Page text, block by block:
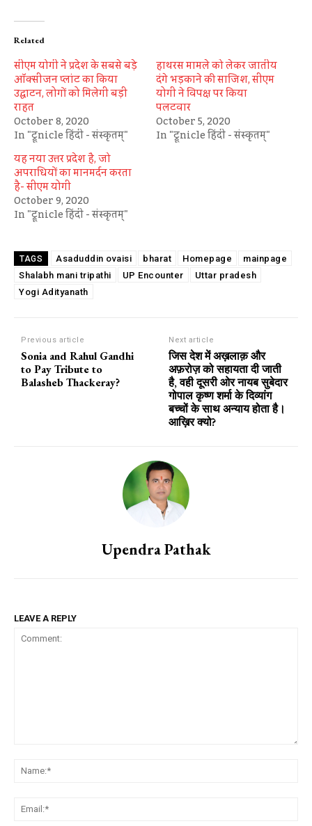
Related
सीएम योगी ने प्रदेश के सबसे बड़े
ऑक्सीजन प्लांट का किया
उद्घाटन, लोगों को मिलेगी बड़ी
राहत
October 8, 2020
In "ट्रूnicle हिंदी - संस्कृतम्"
हाथरस मामले को लेकर जातीय
दंगे भड़काने की साजिश, सीएम
योगी ने विपक्ष पर किया
पलटवार
October 5, 2020
In "ट्रूnicle हिंदी - संस्कृतम्"
यह नया उत्तर प्रदेश है, जो
अपराधियों का मानमर्दन करता
है- सीएम योगी
October 9, 2020
In "ट्रूnicle हिंदी - संस्कृतम्"
TAGS Asaduddin ovaisi bharat Homepage
mainpage
Shalabh mani tripathi
UP Encounter
Uttar pradesh
Yogi Adityanath
Previous article
Sonia and Rahul Gandhi
to Pay Tribute to
Balasheb Thackeray?
Next article
जिस देश में अख़लाक़ और
अफ़रोज़ को सहायता दी जाती
है, वही दूसरी ओर नायब सुबेदार
गोपाल कृष्ण शर्मा के दिव्यांग
बच्चों के साथ अन्याय होता है।
आख़िर क्यो?
Upendra Pathak
LEAVE A REPLY